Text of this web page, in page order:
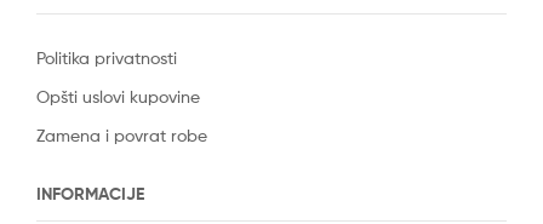
Politika privatnosti
Opšti uslovi kupovine
Zamena i povrat robe
INFORMACIJE